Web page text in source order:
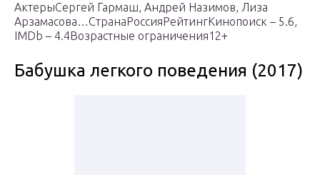
АктерыСергей Гармаш, Андрей Назимов, Лиза
Арзамасова…СтранаРоссияРейтингКинопоиск – 5.6,
IMDb – 4.4Возрастные ограничения12+
Бабушка легкого поведения (2017)